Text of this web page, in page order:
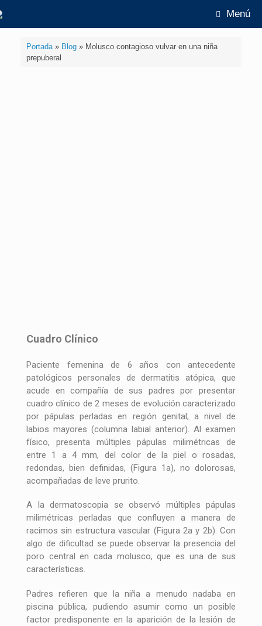
Menú
Portada» Blog» Molusco contagioso vulvar en una niña
prepuberal
Cuadro Clínico
Paciente femenina de 6 años con antecedente
patológicos personales de dermatitis atópica, que
acude en compañía de sus padres por presentar
cuadro clínico de 2 meses de evolución caracterizado
por pápulas perladas en región genital; a nivel de
labios mayores (columna labial anterior). Al examen
físico, presenta múltiples pápulas milimétricas de
entre 1 a 4 mm, del color de la piel o rosadas,
redondas, bien definidas, (Figura 1a), no dolorosas,
acompañadas de leve prurito.
A la dermatoscopia se observó múltiples pápulas
milimétricas perladas que confluyen a manera de
racimos sin estructura vascular (Figura 2a y 2b). Con
algo de dificultad se puede observar la presencia del
poro central en cada molusco, que es una de sus
características.
Padres refieren que la niña a menudo nadaba en
piscina pública, pudiendo asumir como un posible
factor predisponente en la aparición de la lesión de